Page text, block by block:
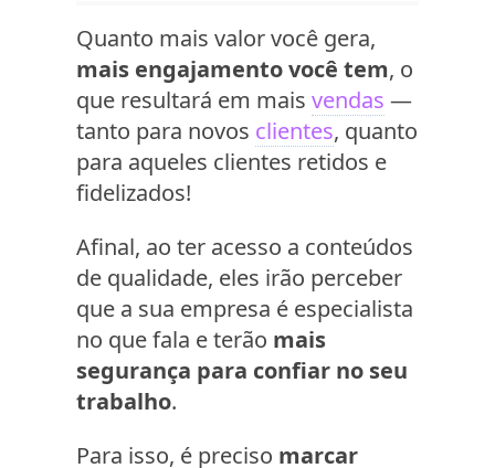
Quanto mais valor você gera,
mais engajamento você tem, o
que resultará em mais vendas —
tanto para novos clientes, quanto
para aqueles clientes retidos e
fidelizados!
Afinal, ao ter acesso a conteúdos
de qualidade, eles irão perceber
que a sua empresa é especialista
no que fala e terão mais
segurança para confiar no seu
trabalho.
Para isso, é preciso marcar